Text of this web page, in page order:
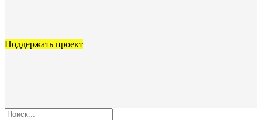
Поддержать проект